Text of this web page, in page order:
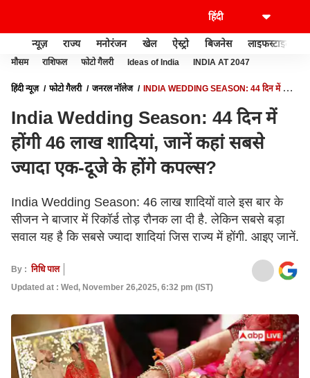
न्यूज़ राज्य मनोरंजन खेल ऐस्ट्रो बिजनेस लाइफस्टाइल
मौसम राशिफल फोटो गैलरी Ideas of India INDIA AT 2047
हिंदी न्यूज़ फोटो गैलरी जनरल नॉलेज
INDIA WEDDING SEASON: 44 दिन में होंगी
India Wedding Season: 44 दिन में
होंगी 46 लाख शादियां, जानें कहां सबसे
ज्यादा एक-दूजे के होंगे कपल्स?
India Wedding Season: 46 लाख शादियों वाले इस बार के
सीजन ने बाजार में रिकॉर्ड तोड़ रौनक ला दी है. लेकिन सबसे बड़ा
सवाल यह है कि सबसे ज्यादा शादियां जिस राज्य में होंगी. आइए जानें.
By : निधि पाल
Updated at : Wed, November 26,2025, 6:32 pm (IST)